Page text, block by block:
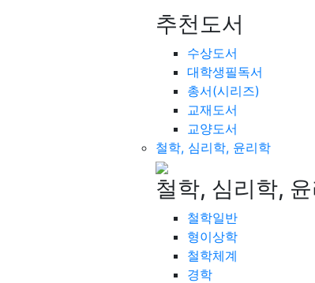
추천도서
수상도서
대학생필독서
총서(시리즈)
교재도서
교양도서
철학, 심리학, 윤리학
철학, 심리학,
철학일반
형이상학
철학체계
경학